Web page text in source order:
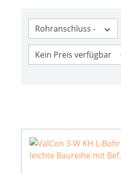
Rohranschluss -
Kein Preis verfügbar